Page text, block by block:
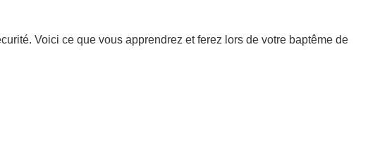
Voici ce que vous apprendrez et ferez lors de votre baptême de